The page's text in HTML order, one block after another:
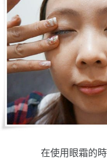
在使用眼霜的